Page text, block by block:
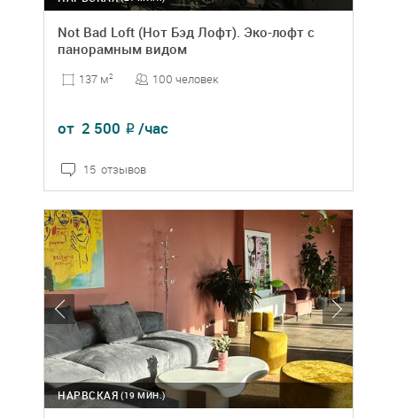
Not Bad Loft (Нот Бэд Лофт). Эко-лофт с
панорамным видом
137 м2 100 человек
от 2 500 ₽ /час
15 отзывов
(19 МИН.)
НАРВСКАЯ